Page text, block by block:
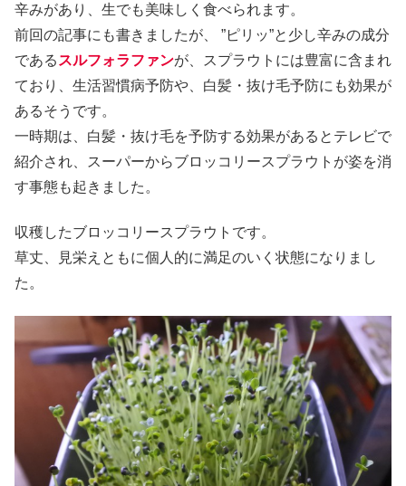
辛みがあり、生でも美味しく食べられます。
前回の記事にも書きましたが、 ”ピリッ”と少し辛みの成分
である スルフォラファンが、スプラウトには豊富に含まれ
ており、生活習慣病予防や、白髪・抜け毛予防にも効果が
あるそうです。
一時期は、白髪・抜け毛を予防する効果があるとテレビで
紹介され、スーパーからブロッコリースプラウトが姿を消
す事態も起きました。
収穫したブロッコリースプラウトです。
草丈、見栄えともに個人的に満足のいく状態になりまし
た。